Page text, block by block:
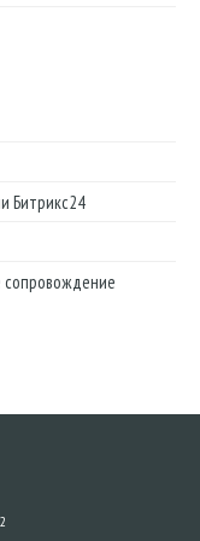
Битрикс24
сопровождение